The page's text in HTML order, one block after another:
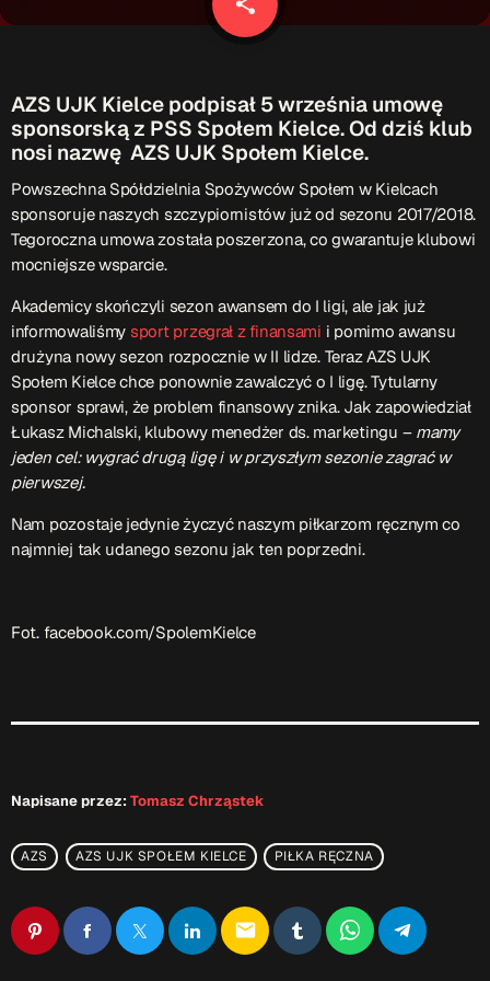
EKIPA
Rekrutacja Fraszka
Przydatne linki
Strona UJK
Klub WSPAK
Wirtualna Uczelnia
Punkt Interwencji Kryzysowej
Przydatne informacje
kieleckich studentówCzytaj.wiecej…
Patronat medialny Radia Fraszka– regulamin, logotypy,
search
AZS UJK Kielce podpisał 5 września umowę
sponsorską z PSS Społem Kielce. Od dziś klub
nosi nazwę AZS UJK Społem Kielce.
Powszechna Spółdzielnia Spożywców Społem w Kielcach
sponsoruje naszych szczypiornistów już od sezonu 2017/2018.
Tegoroczna umowa została poszerzona, co gwarantuje klubowi
mocniejsze wsparcie.
Akademicy skończyli sezon awansem do I ligi, ale jak już
informowaliśmy sport przegrał z finansami i pomimo awansu
drużyna nowy sezon rozpocznie w II lidze. Teraz AZS UJK
Społem Kielce chce ponownie zawalczyć o I ligę. Tytularny
sponsor sprawi, że problem finansowy znika. Jak zapowiedział
Łukasz Michalski, klubowy menedżer ds. marketingu – mamy
jeden cel: wygrać drugą ligę i w przyszłym sezonie zagrać w
pierwszej.
Nam pozostaje jedynie życzyć naszym piłkarzom ręcznym co
najmniej tak udanego sezonu jak ten poprzedni.
Fot. facebook.com/SpolemKielce
Napisane przez: Tomasz Chrząstek
AZS AZS UJK SPOŁEM KIELCE PIŁKA RĘCZNA
email